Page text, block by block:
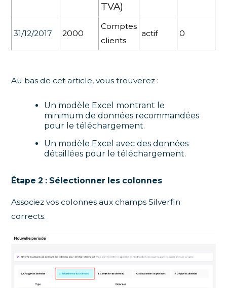
TVA)
31/12/2017 2000
Comptes
clients
actif 0
Au bas de cet article, vous trouverez :
Un modèle Excel montrant le
minimum de données recommandées
pour le téléchargement.
Un modèle Excel avec des données
détaillées pour le téléchargement.
Étape 2 : Sélectionner les colonnes
Associez vos colonnes aux champs Silverfin
corrects.